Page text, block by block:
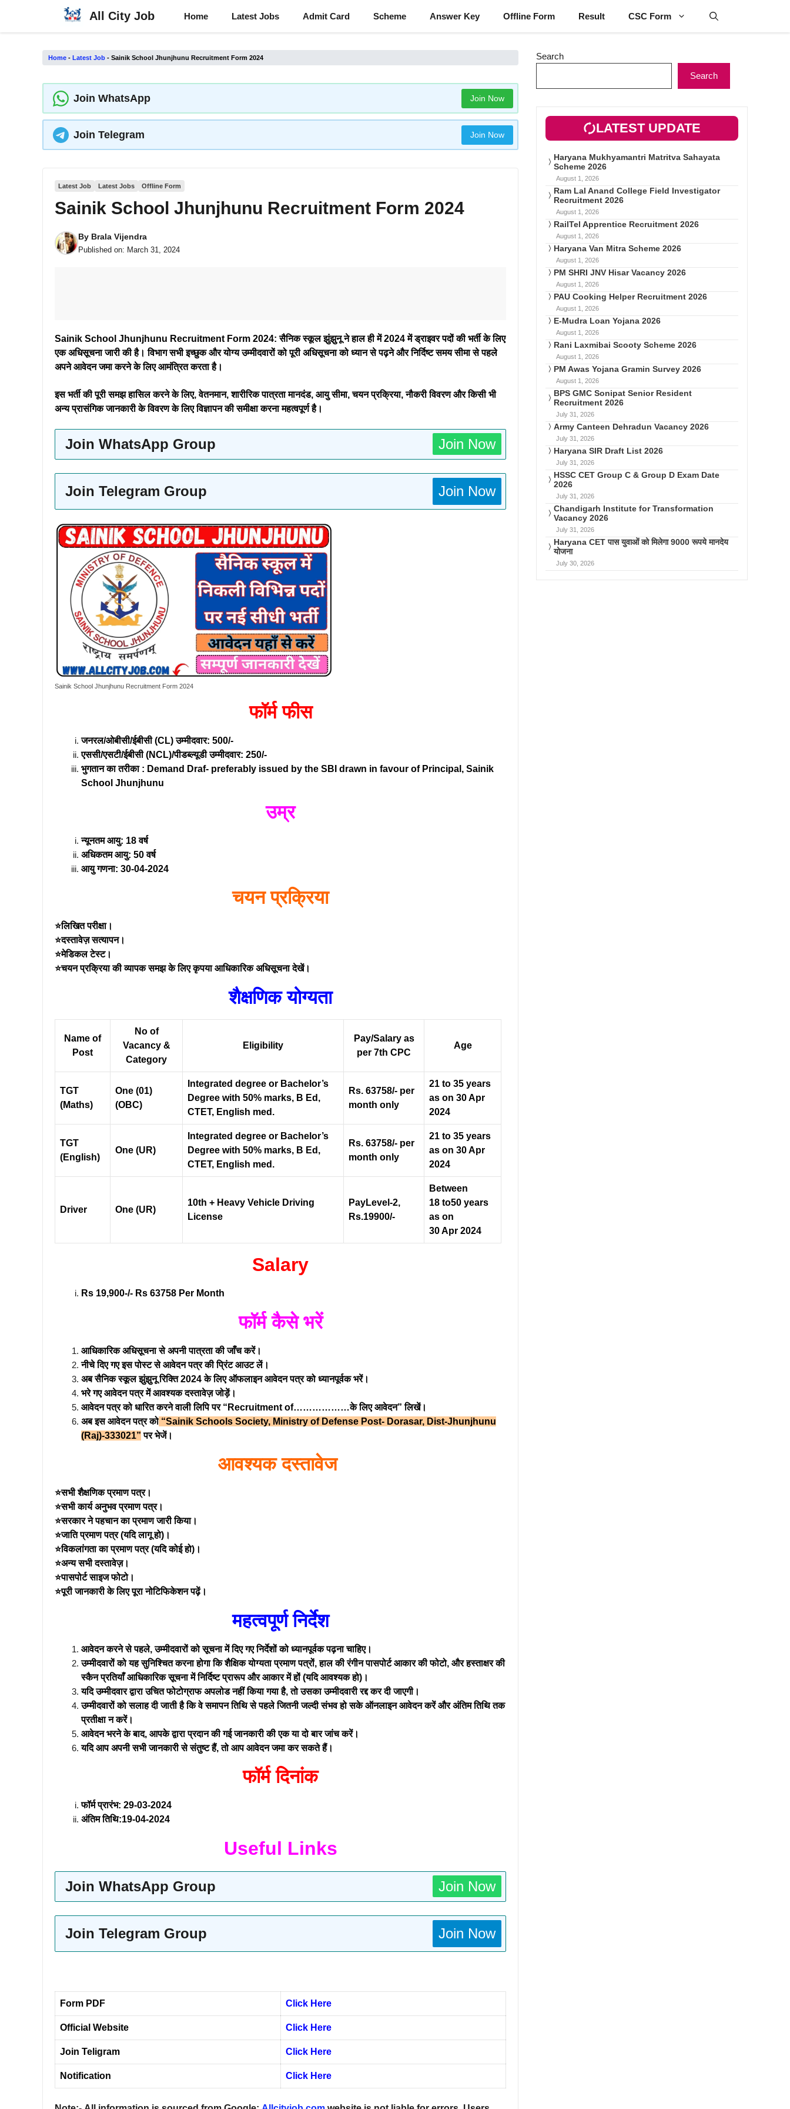
content
All City Job Home Latest Jobs Admit Card Scheme Answer Key Offline Form Result CSC Form
Home - Latest Job - Sainik School Jhunjhunu Recruitment Form 2024
Join WhatsApp Join Now
Join Telegram Join Now
Latest Job Latest Jobs Offline Form
Sainik School Jhunjhunu Recruitment Form 2024
By Brala Vijendra
Published on: March 31, 2024
Sainik School Jhunjhunu Recruitment Form 2024: सैनिक स्कूल झुंझुनू ने हाल ही में 2024 में ड्राइवर पदों की भर्ती के लिए
एक अधिसूचना जारी की है। विभाग सभी इच्छुक और योग्य उम्मीदवारों को पूरी अधिसूचना को ध्यान से पढ़ने और निर्दिष्ट समय सीमा से पहले
अपने आवेदन जमा करने के लिए आमंत्रित करता है।
इस भर्ती की पूरी समझ हासिल करने के लिए, वेतनमान, शारीरिक पात्रता मानदंड, आयु सीमा, चयन प्रक्रिया, नौकरी विवरण और किसी भी
अन्य प्रासंगिक जानकारी के विवरण के लिए विज्ञापन की समीक्षा करना महत्वपूर्ण है।
Join WhatsApp Group Join Now
Join Telegram Group Join Now
Sainik School Jhunjhunu Recruitment Form 2024
फॉर्म फीस
जनरल/ओबीसी/ईबीसी (CL) उम्मीदवार: 500/-
एससी/एसटी/ईबीसी (NCL)/पीडब्ल्यूडी उम्मीदवार: 250/-
भुगतान का तरीका : Demand Draf- preferably issued by the SBI drawn in favour of Principal, Sainik
School Jhunjhunu
उम्र
न्यूनतम आयु: 18 वर्ष
अधिकतम आयु: 50 वर्ष
आयु गणना: 30-04-2024
चयन प्रक्रिया
⭐लिखित परीक्षा।
⭐दस्तावेज़ सत्यापन।
⭐मेडिकल टेस्ट।
⭐चयन प्रक्रिया की व्यापक समझ के लिए कृपया आधिकारिक अधिसूचना देखें।
शैक्षणिक योग्यता
Name of
Post
No of
Vacancy &
Category
Eligibility
Pay/Salary as
per 7th CPC
Age
TGT
(Maths)
One (01)
(OBC)
Integrated degree or Bachelor’s
Degree with 50% marks, B Ed,
CTET, English med.
Rs. 63758/- per
month only
21 to 35 years
as on 30 Apr
2024
TGT
(English)
One (UR)
Integrated degree or Bachelor’s
Degree with 50% marks, B Ed,
CTET, English med.
Rs. 63758/- per
month only
21 to 35 years
as on 30 Apr
2024
Driver One (UR)
10th + Heavy Vehicle Driving
License
PayLevel-2,
Rs.19900/-
Between
18 to50 years
as on
30 Apr 2024
Salary
Rs 19,900-/- Rs 63758 Per Month
फॉर्म कैसे भरें
आधिकारिक अधिसूचना से अपनी पात्रता की जाँच करें।
नीचे दिए गए इस पोस्ट से आवेदन पत्र की प्रिंट आउट लें।
अब सैनिक स्कूल झुंझुनू रिक्ति 2024 के लिए ऑफलाइन आवेदन पत्र को ध्यानपूर्वक भरें।
भरे गए आवेदन पत्र में आवश्यक दस्तावेज़ जोड़ें।
आवेदन पत्र को धारित करने वाली लिपि पर “Recruitment of………………के लिए आवेदन” लिखें।
अब इस आवेदन पत्र को “Sainik Schools Society, Ministry of Defense Post- Dorasar, Dist-Jhunjhunu
(Raj)-333021” पर भेजें।
आवश्यक दस्तावेज
⭐सभी शैक्षणिक प्रमाण पत्र।
⭐सभी कार्य अनुभव प्रमाण पत्र।
⭐सरकार ने पहचान का प्रमाण जारी किया।
⭐जाति प्रमाण पत्र (यदि लागू हो)।
⭐विकलांगता का प्रमाण पत्र (यदि कोई हो)।
⭐अन्य सभी दस्तावेज़।
⭐पासपोर्ट साइज फोटो।
⭐पूरी जानकारी के लिए पूरा नोटिफिकेशन पढ़ें।
महत्वपूर्ण निर्देश
आवेदन करने से पहले, उम्मीदवारों को सूचना में दिए गए निर्देशों को ध्यानपूर्वक पढ़ना चाहिए।
उम्मीदवारों को यह सुनिश्चित करना होगा कि शैक्षिक योग्यता प्रमाण पत्रों, हाल की रंगीन पासपोर्ट आकार की फोटो, और हस्ताक्षर की
स्कैन प्रतियाँ आधिकारिक सूचना में निर्दिष्ट प्रारूप और आकार में हों (यदि आवश्यक हो)।
यदि उम्मीदवार द्वारा उचित फोटोग्राफ अपलोड नहीं किया गया है, तो उसका उम्मीदवारी रद्द कर दी जाएगी।
उम्मीदवारों को सलाह दी जाती है कि वे समापन तिथि से पहले जितनी जल्दी संभव हो सके ऑनलाइन आवेदन करें और अंतिम तिथि तक
प्रतीक्षा न करें।
आवेदन भरने के बाद, आपके द्वारा प्रदान की गई जानकारी की एक या दो बार जांच करें।
यदि आप अपनी सभी जानकारी से संतुष्ट हैं, तो आप आवेदन जमा कर सकते हैं।
फॉर्म दिनांक
फॉर्म प्रारंभ: 29-03-2024
अंतिम तिथि:19-04-2024
Useful Links
Join WhatsApp Group Join Now
Join Telegram Group Join Now
Form PDF Click Here
Official Website Click Here
Join Teligram Click Here
Notification Click Here
Search
Search
LATEST UPDATE
Haryana Mukhyamantri Matritva Sahayata
Scheme 2026
August 1, 2026
Ram Lal Anand College Field Investigator
Recruitment 2026
August 1, 2026
RailTel Apprentice Recruitment 2026
August 1, 2026
Haryana Van Mitra Scheme 2026
August 1, 2026
PM SHRI JNV Hisar Vacancy 2026
August 1, 2026
PAU Cooking Helper Recruitment 2026
August 1, 2026
E-Mudra Loan Yojana 2026
August 1, 2026
Rani Laxmibai Scooty Scheme 2026
August 1, 2026
PM Awas Yojana Gramin Survey 2026
August 1, 2026
BPS GMC Sonipat Senior Resident
Recruitment 2026
July 31, 2026
Army Canteen Dehradun Vacancy 2026
July 31, 2026
Haryana SIR Draft List 2026
July 31, 2026
HSSC CET Group C & Group D Exam Date
2026
July 31, 2026
Chandigarh Institute for Transformation
Vacancy 2026
July 31, 2026
Haryana CET पास युवाओं को मिलेगा 9000 रूपये मानदेय
योजना
July 30, 2026